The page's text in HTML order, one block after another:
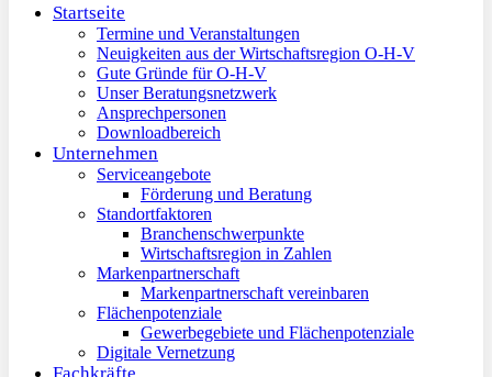
Startseite
Termine und Veranstaltungen
Neuigkeiten aus der Wirtschaftsregion O-H-V
Gute Gründe für O-H-V
Unser Beratungsnetzwerk
Ansprechpersonen
Downloadbereich
Unternehmen
Serviceangebote
Förderung und Beratung
Standortfaktoren
Branchenschwerpunkte
Wirtschaftsregion in Zahlen
Markenpartnerschaft
Markenpartnerschaft vereinbaren
Flächenpotenziale
Gewerbegebiete und Flächenpotenziale
Digitale Vernetzung